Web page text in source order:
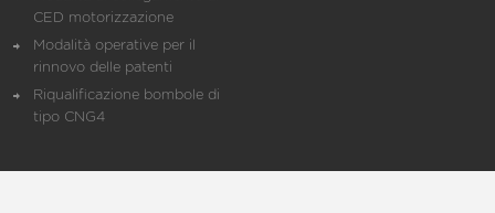
CED motorizzazione
Modalità operative per il
rinnovo delle patenti
Riqualificazione bombole di
tipo CNG4